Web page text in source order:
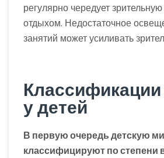
регулярно чередует зрительную
отдыхом. Недостаточное
занятий может усиливать
у детей
В первую очередь детскую
классифицируют по степени